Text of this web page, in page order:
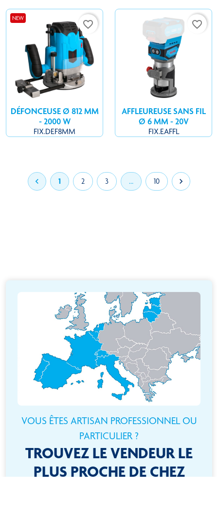
NEW
favorite_border
DÉFONCEUSE Ø 812 MM
- 2000 W
FIX.DEF8MM
favorite_border
AFFLEUREUSE SANS FIL
Ø 6 MM - 20V
FIX.EAFFL
 1 2 3 … 10 
VOUS ÊTES ARTISAN PROFESSIONNEL OU
PARTICULIER ?
TROUVEZ LE VENDEUR LE
PLUS PROCHE DE CHEZ